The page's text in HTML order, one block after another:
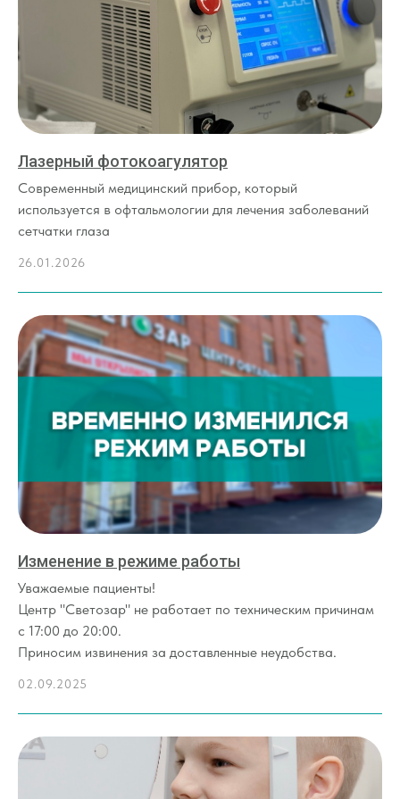
Лазерный фотокоагулятор
Современный медицинский прибор, который
используется в офтальмологии для лечения заболеваний
сетчатки глаза
26.01.2026
Изменение в режиме работы
Уважаемые пациенты!
Центр "Светозар" не работает по техническим причинам
с 17:00 до 20:00.
Приносим извинения за доставленные неудобства.
02.09.2025
Записаться на диагностику